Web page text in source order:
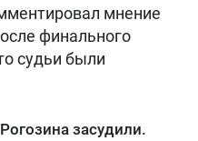
мнение
финального
судьи были
засудили.